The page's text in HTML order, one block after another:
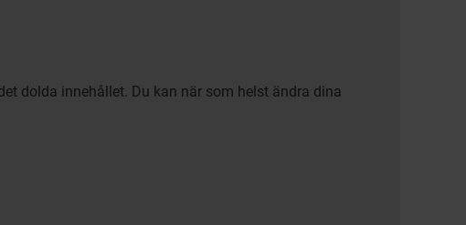
dolda innehållet. Du kan när som helst ändra dina